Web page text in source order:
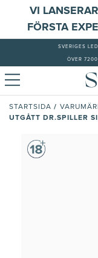
VI
FÖRSTA
SVERIGES
ÖVER
STARTSIDA /
UTGÅTT DR.SPILLER